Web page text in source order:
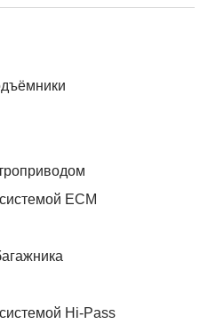
системой ЕСМ
Hi-Pass